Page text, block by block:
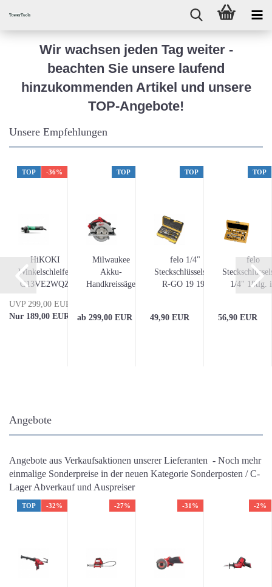
Wir wachsen jeden Tag weiter -
beachten Sie unsere laufend
hinzukommenden Artikel und unsere
TOP-Angebote!
Unsere Empfehlungen
TOP -36%
HiKOKI
Winkelschleifer
G13VE2WQZ
UVP 299,00 EUR
Nur 189,00 EUR
TOP
Milwaukee
Akku-
Handkreissäge
0X...
ab 299,00 EUR
TOP
felo 1/4"
Steckschlüsselsatz
R-GO 19 19-
49,90 EUR
TOP
felo
1/4" 18tlg.
56,90 EUR
Angebote
Angebote aus Verkaufsaktionen unserer Lieferanten - Noch mehr
einmalige Sonderpreise in der neuen Kategorie Sonderposten / C-
Lager Abverkauf und Auspreiser
TOP -32% -27% -31% -2%